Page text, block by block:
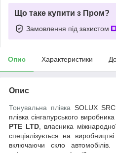
Що таке купити з Пром?
Замовлення під захистом
Опис Характеристики
Опис
Тонувальна плівка SOLUX
плівка сінгапурського виробника
PTE LTD, власника
спеціалізується на
включаючи скло автомобілів .